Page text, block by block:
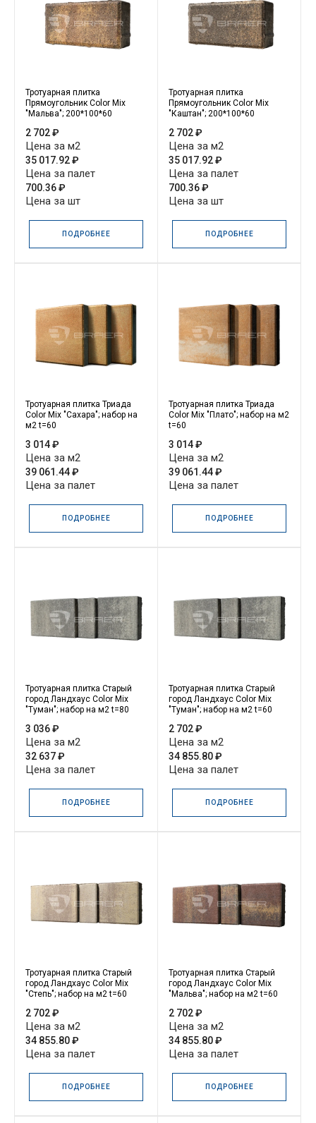
Тротуарная плитка
Прямоугольник Color Mix
"Мальва"; 200*100*60
2 702 ₽
Цена за м2
35 017.92 ₽
Цена за палет
700.36 ₽
Цена за шт
ПОДРОБНЕЕ
Тротуарная плитка
Прямоугольник Color Mix
"Каштан"; 200*100*60
2 702 ₽
Цена за м2
35 017.92 ₽
Цена за палет
700.36 ₽
Цена за шт
ПОДРОБНЕЕ
Тротуарная плитка Триада
Color Mix "Сахара"; набор на
м2 t=60
3 014 ₽
Цена за м2
39 061.44 ₽
Цена за палет
ПОДРОБНЕЕ
Тротуарная плитка Триада
Color Mix "Плато"; набор на м2
t=60
3 014 ₽
Цена за м2
39 061.44 ₽
Цена за палет
ПОДРОБНЕЕ
Тротуарная плитка Старый
город Ландхаус Color Mix
"Туман"; набор на м2 t=80
3 036 ₽
Цена за м2
32 637 ₽
Цена за палет
ПОДРОБНЕЕ
Тротуарная плитка Старый
город Ландхаус Color Mix
"Туман"; набор на м2 t=60
2 702 ₽
Цена за м2
34 855.80 ₽
Цена за палет
ПОДРОБНЕЕ
Тротуарная плитка Старый
город Ландхаус Color Mix
"Степь"; набор на м2 t=60
2 702 ₽
Цена за м2
34 855.80 ₽
Цена за палет
ПОДРОБНЕЕ
Тротуарная плитка Старый
город Ландхаус Color Mix
"Мальва"; набор на м2 t=60
2 702 ₽
Цена за м2
34 855.80 ₽
Цена за палет
ПОДРОБНЕЕ